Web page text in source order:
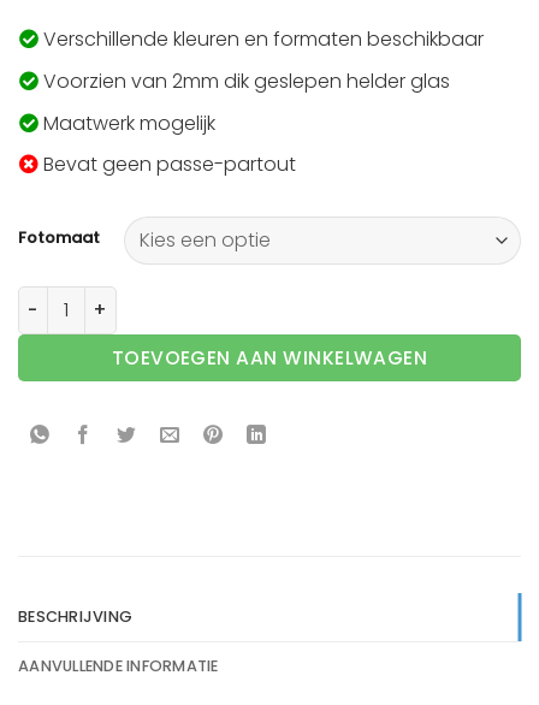
Verschillende kleuren en formaten beschikbaar
Voorzien van 2mm dik geslepen helder glas
Maatwerk mogelijk
Bevat geen passe-partout
Fotomaat
Barth wissellijst aluminium 916SA Satine (Mat zilver)
TOEVOEGEN AAN WINKELWAGEN
BESCHRIJVING
AANVULLENDE INFORMATIE